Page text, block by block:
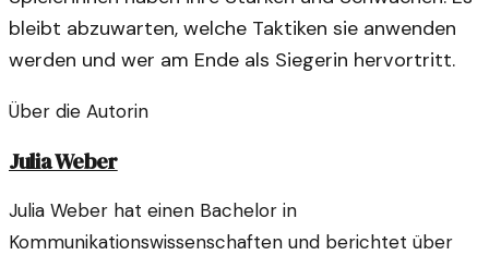
bleibt abzuwarten, welche Taktiken sie anwenden
werden und wer am Ende als Siegerin hervortritt.
Über die Autorin
Julia Weber
Julia Weber hat einen Bachelor in
Kommunikationswissenschaften und berichtet über